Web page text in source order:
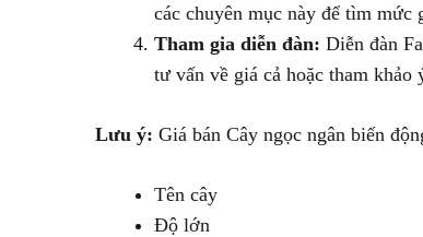
các chuyên mục này để tìm mức
Tham gia diễn đàn: Diễn đàn
tư vấn về giá cả hoặc tham khảo
Lưu ý: Giá bán Cây ngọc ngân biến
Tên cây
Độ lớn